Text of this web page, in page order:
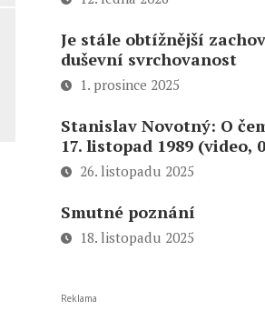
Je stále obtížnější
duševní svrchovanost
1. prosince 2025
Stanislav Novotný: O
17. listopad 1989 (video,
26. listopadu 2025
Smutné poznání
18. listopadu 2025
Reklama